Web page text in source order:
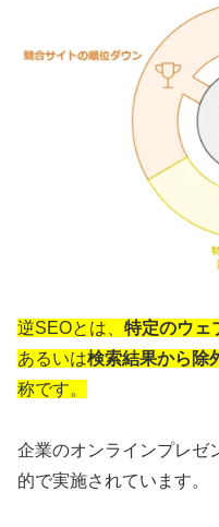
逆SEOとは、 特定のウェ
あるいは検索結果から除
称です。
企業のオンラインプレゼ
的で実施されています。